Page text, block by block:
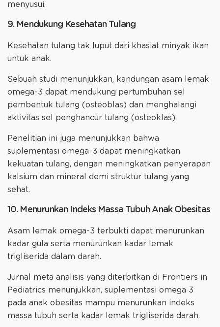
menyusui.
9. Mendukung Kesehatan Tulang
Kesehatan tulang tak luput dari khasiat minyak ikan
untuk anak.
Sebuah studi menunjukkan, kandungan asam lemak
omega-3 dapat mendukung pertumbuhan sel
pembentuk tulang (osteoblas) dan menghalangi
aktivitas sel penghancur tulang (osteoklas).
Penelitian ini juga menunjukkan bahwa
suplementasi omega-3 dapat meningkatkan
kekuatan tulang, dengan meningkatkan penyerapan
kalsium dan mineral demi struktur tulang yang
sehat.
10. Menurunkan Indeks Massa Tubuh Anak Obesitas
Asam lemak omega-3 terbukti dapat menurunkan
kadar gula serta menurunkan kadar lemak
trigliserida dalam darah.
Jurnal meta analisis yang diterbitkan di Frontiers in
Pediatrics menunjukkan, suplementasi omega 3
pada anak obesitas mampu menurunkan indeks
massa tubuh serta kadar lemak trigliserida darah.